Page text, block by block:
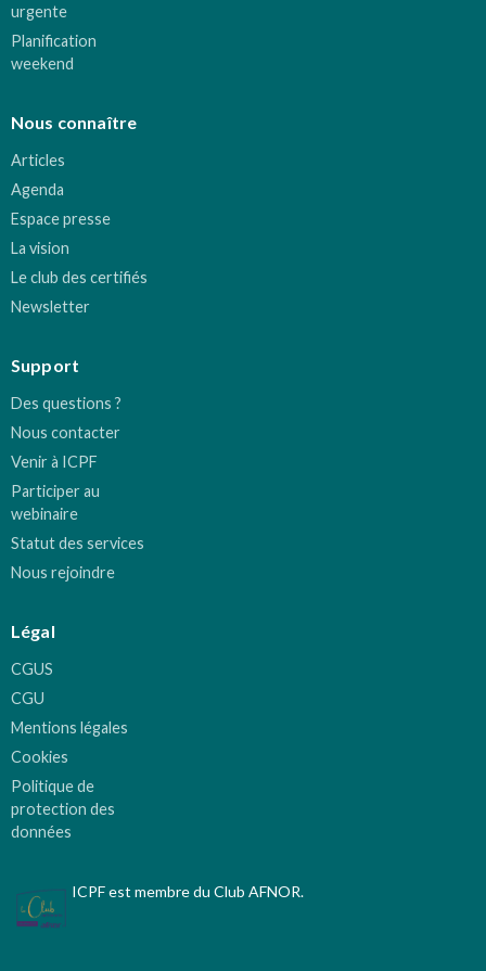
urgente
Planification
weekend
Nous connaître
Articles
Agenda
Espace presse
La vision
Le club des certifiés
Newsletter
Support
Des questions ?
Nous contacter
Venir à ICPF
Participer au
webinaire
Statut des services
Nous rejoindre
Légal
CGUS
CGU
Mentions légales
Cookies
Politique de
protection des
données
ICPF est membre du Club AFNOR.